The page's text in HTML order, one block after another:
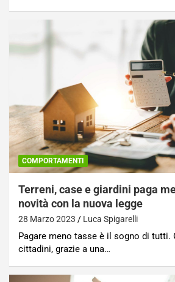
COMPORTAMENTI
Terreni, case e giardini paga
novità con la nuova legge
28 Marzo 2023 Luca Spigarelli
Pagare meno tasse è il sogno di tutti.
cittadini, grazie a una…